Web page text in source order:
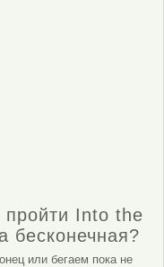
пройти Into the
бесконечная?
или бегаем пока не